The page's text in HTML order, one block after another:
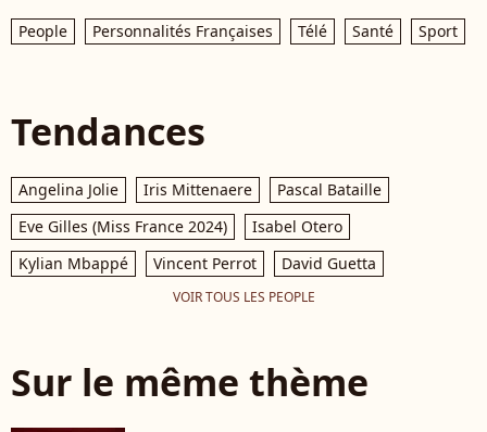
People Personnalités Françaises Télé Santé Sport
Tendances
Angelina Jolie Iris Mittenaere
Pascal Bataille
Eve Gilles (Miss France 2024)
Isabel Otero
Kylian Mbappé
Vincent Perrot David Guetta
VOIR TOUS LES PEOPLE
Sur le même thème